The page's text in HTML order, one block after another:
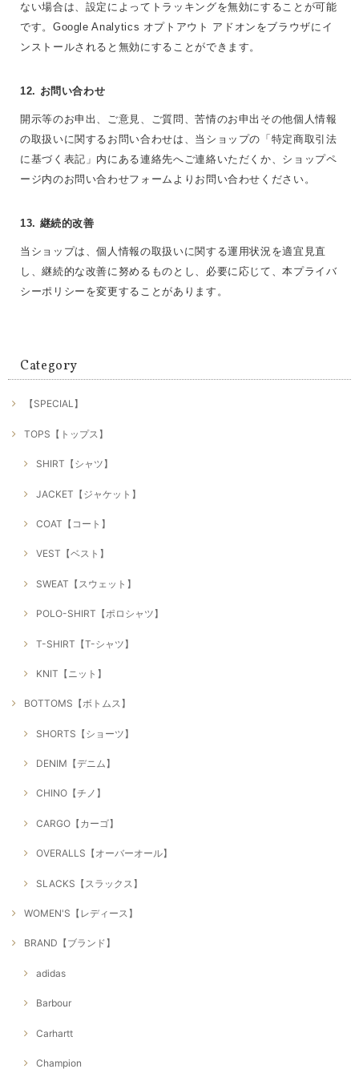
ない場合は、設定によってトラッキングを無効にすることが可能
です。Google Analytics オプトアウト アドオンをブラウザにイ
ンストールされると無効にすることができます。
12. お問い合わせ
開示等のお申出、ご意見、ご質問、苦情のお申出その他個人情報
の取扱いに関するお問い合わせは、当ショップの「特定商取引法
に基づく表記」内にある連絡先へご連絡いただくか、ショップペ
ージ内のお問い合わせフォームよりお問い合わせください。
13. 継続的改善
当ショップは、個人情報の取扱いに関する運用状況を適宜見直
し、継続的な改善に努めるものとし、必要に応じて、本プライバ
シーポリシーを変更することがあります。
Category
【SPECIAL】
TOPS【トップス】
SHIRT【シャツ】
JACKET【ジャケット】
COAT【コート】
VEST【ベスト】
SWEAT【スウェット】
POLO-SHIRT【ポロシャツ】
T-SHIRT【T-シャツ】
KNIT【ニット】
BOTTOMS【ボトムス】
SHORTS【ショーツ】
DENIM【デニム】
CHINO【チノ】
CARGO【カーゴ】
OVERALLS【オーバーオール】
SLACKS【スラックス】
WOMEN'S【レディース】
BRAND【ブランド】
adidas
Barbour
Carhartt
Champion